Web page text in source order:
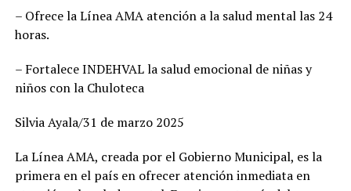
posición fue revisada con responsabilidad. Hoy estamos
seguros de que vamos con las y los mejores”, enfatizó,
convicción de ofrecer gobiernos confiables, integrados
por mujeres y hombres de trayectoria probada, leales y
comprometidos con su comunidad.
Por su parte, Mario Salazar destacó el trabajo técnico y
jurídico que permitió solventar las observaciones del
Instituto Electoral para garantizar la validez del
– Ofrece la Línea AMA atención a la salud mental las 24
horas.
– Fortalece INDEHVAL la salud emocional de niñas y
niños con la Chuloteca
Silvia Ayala/31 de marzo 2025
La Línea AMA, creada por el Gobierno Municipal, es la
primera en el país en ofrecer atención inmediata en